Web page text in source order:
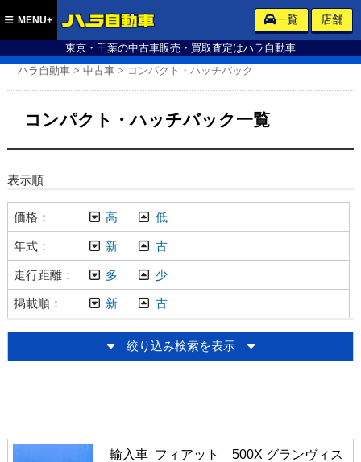
東京・千葉の中古車販売・買取査定はハラ自動車
MENU+ 一覧 店舗
ハラ自動車 >中古車 > コンパクト・ハッチバック
コンパクト・ハッチバック一覧
表示順
価格 高 低
年式 新 古
走行距離 多 少
掲載順 新 古
絞り込み検索
ミニバン・ワンボックス (2)
輸入車 フィアット 500X グランヴィス